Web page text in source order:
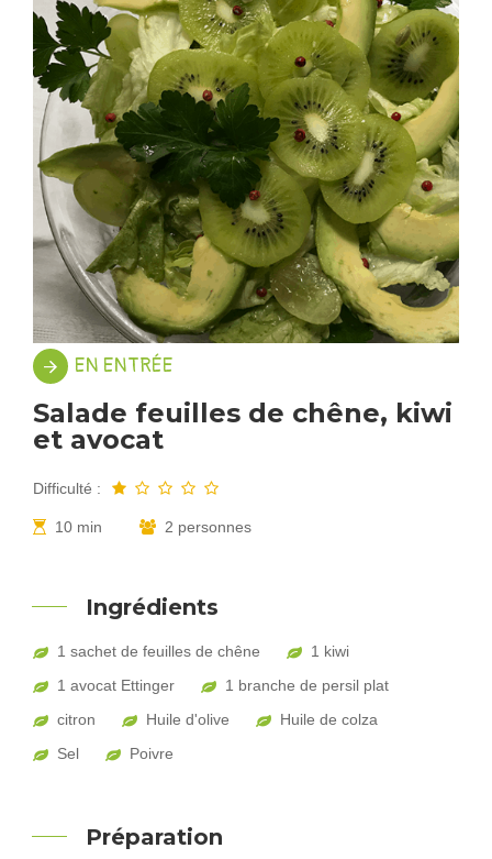
EN ENTRÉE
Salade feuilles de chêne, kiwi
et avocat
Difficulté :
10 min 2 personnes
Ingrédients
1 sachet de feuilles de chêne
1 kiwi
1 avocat Ettinger
1 branche de persil plat
citron
Huile d'olive
Huile de colza
Sel
Poivre
Préparation